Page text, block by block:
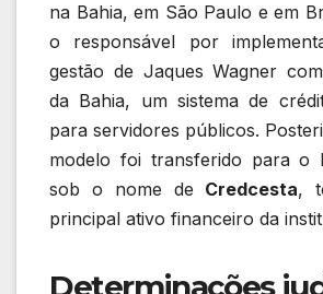
na Bahia, em São Paulo e em
o responsável por
gestão de Jaques Wagner
da Bahia, um sistema de
para servidores públicos.
modelo foi transferido para o
sob o nome de Credcesta,
principal ativo financeiro da